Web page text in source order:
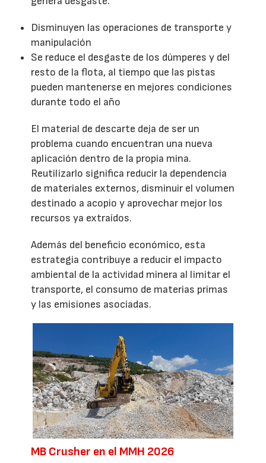
Disminuyen las operaciones de transporte y
manipulación
Se reduce el desgaste de los dúmperes y del
resto de la flota, al tiempo que las pistas
pueden mantenerse en mejores condiciones
durante todo el año
El material de descarte deja de ser un
problema cuando encuentran una nueva
aplicación dentro de la propia mina.
Reutilizarlo significa reducir la dependencia
de materiales externos, disminuir el volumen
destinado a acopio y aprovechar mejor los
recursos ya extraídos.
Además del beneficio económico, esta
estrategia contribuye a reducir el impacto
ambiental de la actividad minera al limitar el
transporte, el consumo de materias primas
y las emisiones asociadas.
MB Crusher en el MMH 2026